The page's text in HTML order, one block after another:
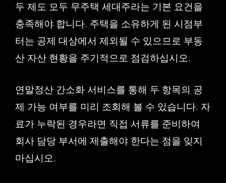
두 제도 모두 무주택 세대주라는 기본 요건을
충족해야 합니다. 주택을 소유하게 된 시점부
터는 공제 대상에서 제외될 수 있으므로 부동
산 자산 현황을 주기적으로 점검하십시오.
연말정산 간소화 서비스를 통해 두 항목의 공
제 가능 여부를 미리 조회해 볼 수 있습니다. 자
료가 누락된 경우라면 직접 서류를 준비하여
회사 담당 부서에 제출해야 한다는 점을 잊지
마십시오.